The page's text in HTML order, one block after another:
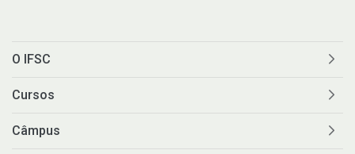
O IFSC
Cursos
Câmpus